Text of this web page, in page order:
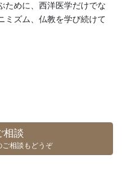
ために、西洋医学だけでな
ミズム、仏教を学び続けて
相談
ご相談もどうぞ